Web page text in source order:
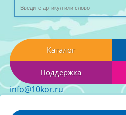
Каталог
Поддержка
info@10kor.ru